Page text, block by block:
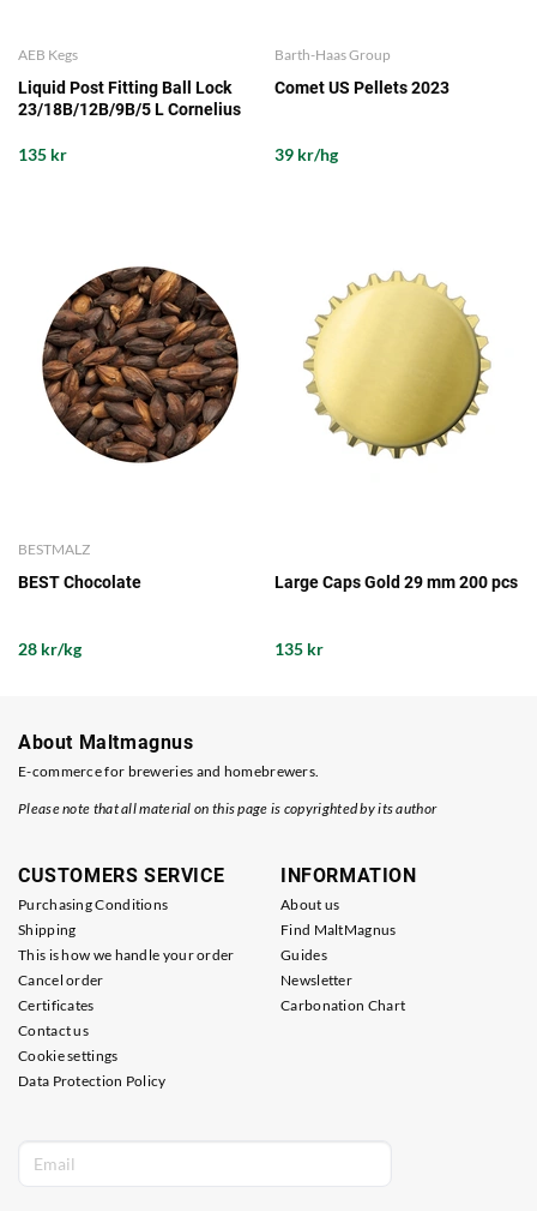
AEB Kegs
Liquid Post Fitting Ball Lock
23/18B/12B/9B/5 L Cornelius
135 kr
Barth-Haas Group
Comet US Pellets 2023
39 kr/hg
BESTMALZ
BEST Chocolate
28 kr/kg
Large Caps Gold 29 mm 200 pcs
135 kr
About Maltmagnus
E-commerce for breweries and homebrewers.
Please note that all material on this page is copyrighted by its author
CUSTOMERS SERVICE
Purchasing Conditions
Shipping
This is how we handle your order
Cancel order
Certificates
Contact us
Cookie settings
Data Protection Policy
INFORMATION
About us
Find MaltMagnus
Guides
Newsletter
Carbonation Chart